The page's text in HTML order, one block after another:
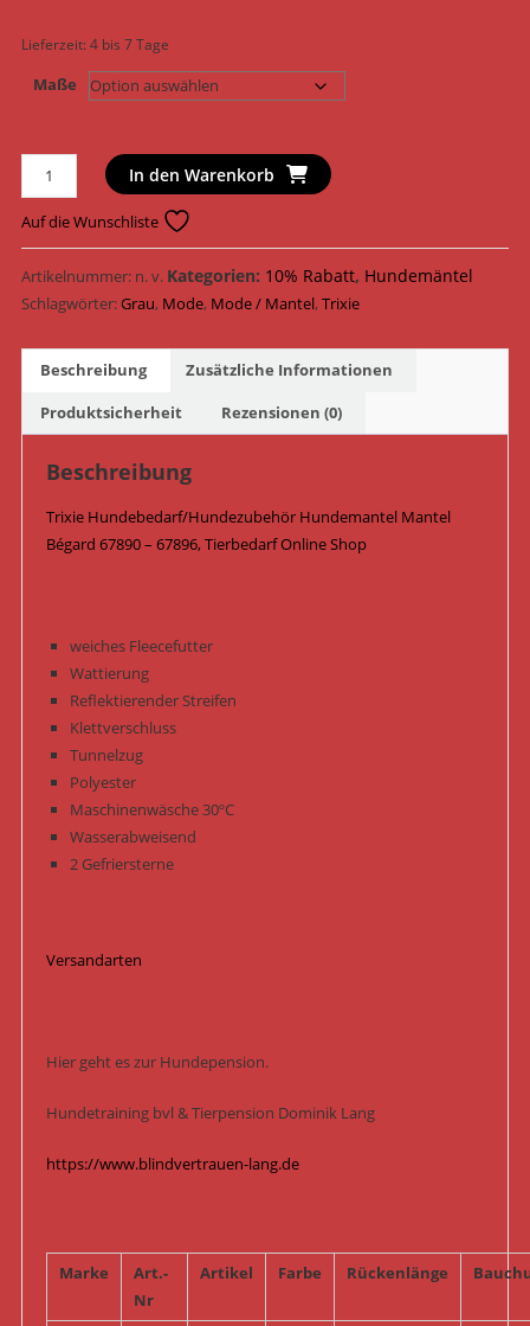
Lieferzeit:4 bis 7 Tage
Maße
Trixie
Hundemantel
Mantel
Bégard
67890
-
/
Menge
In den Warenkorb
Auf die Wunschliste
Artikelnummer: n. v. Kategorien: 10% Rabatt, Hundemäntel
Schlagwörter:Grau, Mode, Mode / Mantel,Trixie
Beschreibung
Zusätzliche Informationen
Produktsicherheit
Rezensionen (0)
Beschreibung
Trixie Hundebedarf/Hundezubehör Hundemantel Mantel
Bégard 67890 – 67896,Tierbedarf Online Shop
weiches Fleecefutter
Wattierung
Reflektierender Streifen
Klettverschluss
Tunnelzug
Polyester
Maschinenwäsche 30ºC
Wasserabweisend
2 Gefriersterne
Versandarten
Hier geht es zur Hundepension.
Hundetraining bvl & Tierpension Dominik Lang
https://www.blindvertrauen-lang.de
Marke
Art.-
Nr
Artikel Farbe Rückenlänge